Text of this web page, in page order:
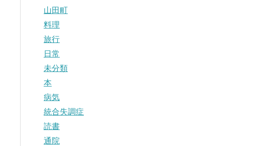
山田町
料理
旅行
日常
未分類
本
病気
統合失調症
読書
通院